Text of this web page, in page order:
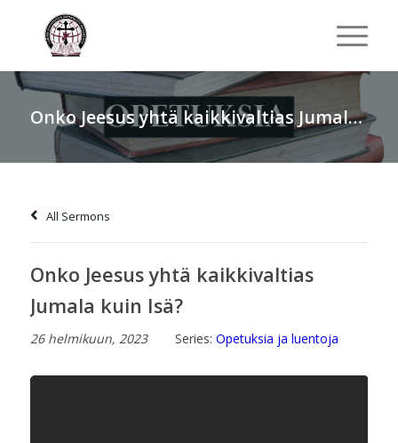
Onko Jeesus yhtä kaikkivaltias Jumala kuin Isä?
All Sermons
Onko Jeesus yhtä kaikkivaltias
Jumala kuin Isä?
26 helmikuun, 2023 Series: Opetuksia ja luentoja